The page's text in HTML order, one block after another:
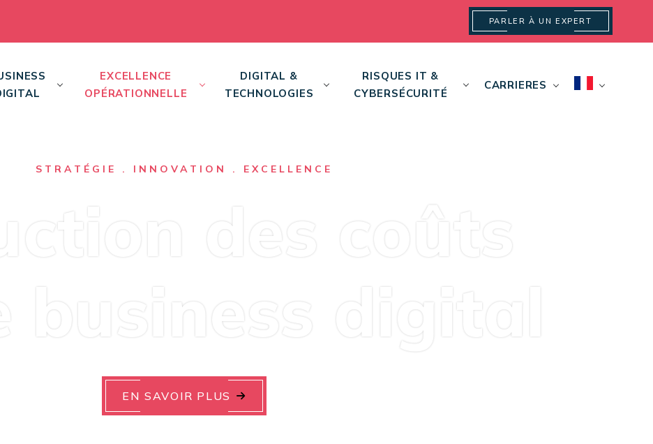
PARLER À UN EXPERT
EXCELLENCE
OPÉRATIONNELLE
DIGITAL &
TECHNOLOGIES
RISQUES IT &
CYBERSÉCURITÉ
CARRIERES
STRATÉGIE . INNOVATION . EXCELLENCE
des coûts
business digital
EN SAVOIR PLUS